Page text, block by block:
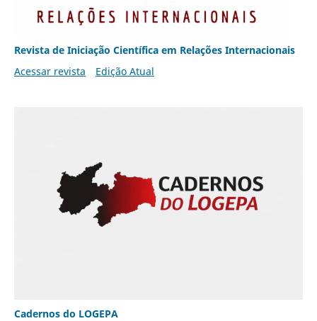
Revista de Iniciação Científica em Relações Internacionais
Acessar revista
Edição Atual
Cadernos do LOGEPA